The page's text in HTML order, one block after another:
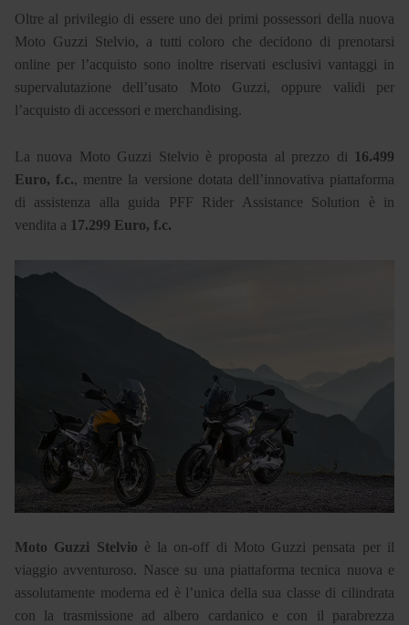
Oltre al privilegio di essere uno dei primi possessori della nuova
Moto Guzzi Stelvio, a tutti coloro che decidono di prenotarsi
online per l’acquisto sono inoltre riservati esclusivi vantaggi in
supervalutazione dell’usato Moto Guzzi, oppure validi per
l’acquisto di accessori e merchandising.
La nuova Moto Guzzi Stelvio è proposta al prezzo di 16.499
Euro, f.c., mentre la versione dotata dell’innovativa piattaforma
di assistenza alla guida PFF Rider Assistance Solution è in
vendita a 17.299 Euro, f.c.
Moto Guzzi Stelvio è la on-off di Moto Guzzi pensata per il
viaggio avventuroso. Nasce su una piattaforma tecnica nuova e
assolutamente moderna ed è l’unica della sua classe di cilindrata
con la trasmissione ad albero cardanico e con il parabrezza